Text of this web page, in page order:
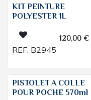
KIT PEINTURE
POLYESTER 1L
120,00€
REF: B2945
PISTOLET A COLLE
POUR POCHE 570ml